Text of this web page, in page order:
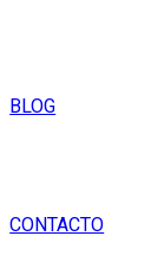
BLOG
CONTACTO